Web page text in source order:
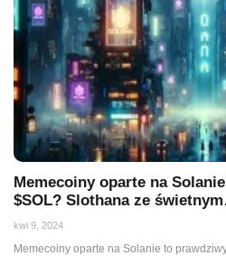
Memecoiny oparte na
$SOL? Slothana ze
kwi 9, 2024
Memecoiny oparte na Solanie to